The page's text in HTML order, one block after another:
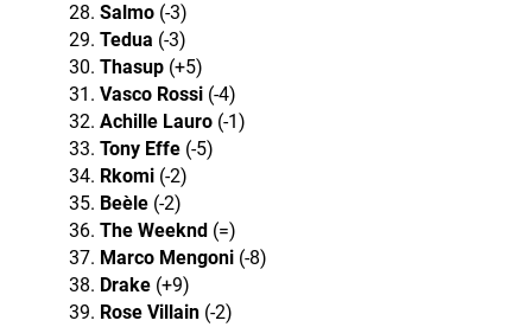
Salmo(-3)
Tedua (-3)
Thasup(+5)
Vasco Rossi (-4)
Achille Lauro(-1)
Tony Effe(-5)
Rkomi(-2)
Beèle(-2)
The Weeknd (=)
Marco Mengoni (-8)
Drake(+9)
Rose Villain(-2)